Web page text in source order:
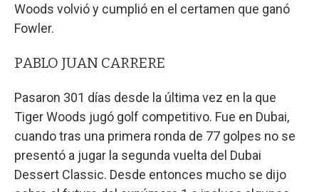
Woods volvió y cumplió en el certamen que ganó
Fowler.
PABLO JUAN CARRERE
Pasaron 301 días desde la última vez en la que
Tiger Woods jugó golf competitivo. Fue en Dubai,
cuando tras una primera ronda de 77 golpes no se
presentó a jugar la segunda vuelta del Dubai
Dessert Classic. Desde entonces mucho se dijo